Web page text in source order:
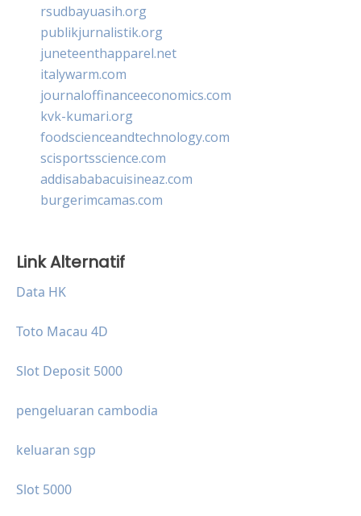
rsudbayuasih.org
publikjurnalistik.org
juneteenthapparel.net
italywarm.com
journaloffinanceeconomics.com
kvk-kumari.org
foodscienceandtechnology.com
scisportsscience.com
addisababacuisineaz.com
burgerimcamas.com
Link Alternatif
Data HK
Toto Macau 4D
Slot Deposit 5000
pengeluaran cambodia
keluaran sgp
Slot 5000